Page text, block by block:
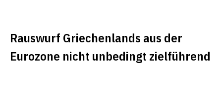
Rauswurf Griechenlands aus der
Eurozone nicht unbedingt zielführend